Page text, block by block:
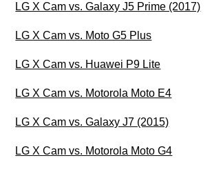
LG X Cam vs. Galaxy J5 Prime (2017)
LG X Cam vs. Moto G5 Plus
LG X Cam vs. Huawei P9 Lite
LG X Cam vs. Motorola Moto E4
LG X Cam vs. Galaxy J7 (2015)
LG X Cam vs. Motorola Moto G4